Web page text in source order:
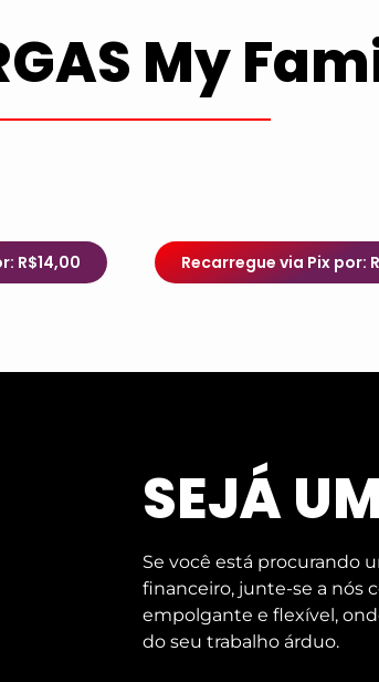
My
R$14,00 Recarregue via Pix por:
SEJÁ
Se você está procurando
financeiro, junte-se a nós
empolgante e flexível,
do seu trabalho árduo.